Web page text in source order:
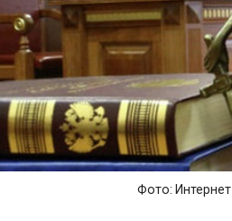
Фото: Интернет